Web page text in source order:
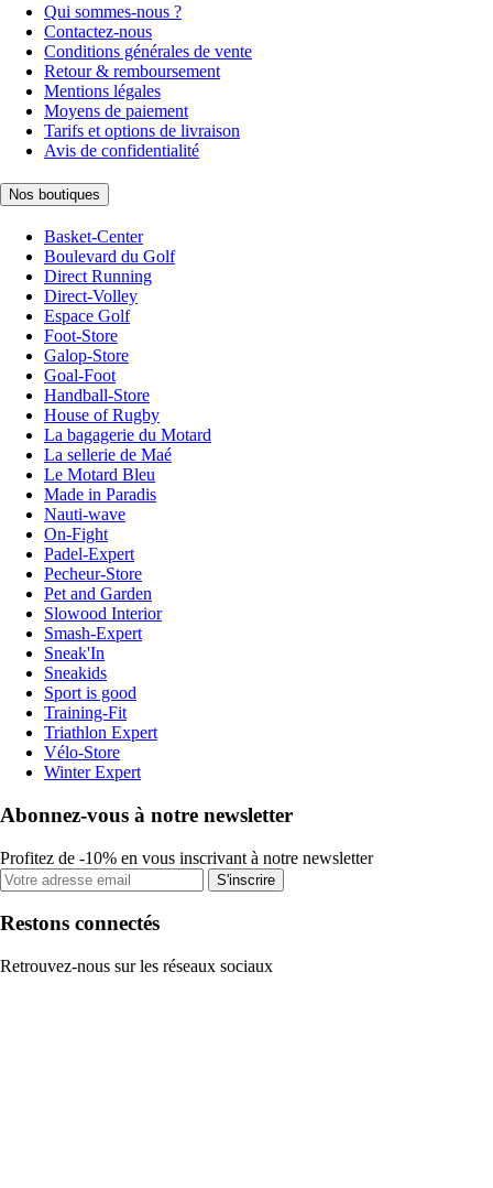
Qui sommes-nous ?
Contactez-nous
Conditions générales de vente
Retour & remboursement
Mentions légales
Moyens de paiement
Tarifs et options de livraison
Avis de confidentialité
Nos boutiques
Basket-Center
Boulevard du Golf
Direct Running
Direct-Volley
Espace Golf
Foot-Store
Galop-Store
Goal-Foot
Handball-Store
House of Rugby
La bagagerie du Motard
La sellerie de Maé
Le Motard Bleu
Made in Paradis
Nauti-wave
On-Fight
Padel-Expert
Pecheur-Store
Pet and Garden
Slowood Interior
Smash-Expert
Sneak'In
Sneakids
Sport is good
Training-Fit
Triathlon Expert
Vélo-Store
Winter Expert
Abonnez-vous à notre newsletter
Profitez de -10% en vous inscrivant à notre newsletter
S'inscrire
Restons connectés
Retrouvez-nous sur les réseaux sociaux